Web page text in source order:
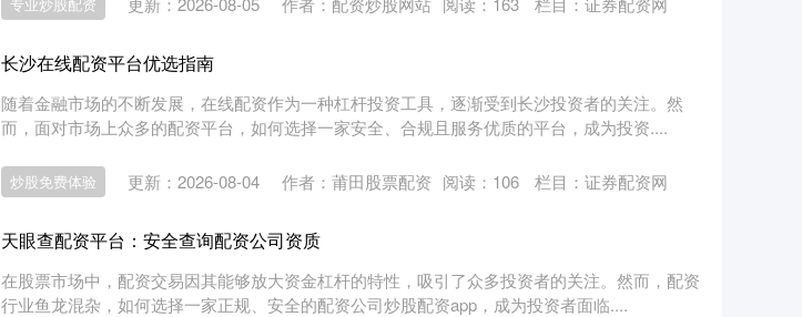
长沙在线配资平台优选指南
随着金融市场的不断发展，在线配资作为一种杠杆投资工具，逐渐受到长沙投资者的关注。然
而，面对市场上众多的配资平台，如何选择一家安全、合规且服务优质的平台，成为投资....
炒股免费体验 更新：2026-08-04 作者：莆田股票配资 阅读： 106 栏目： 证券配资网
天眼查配资平台：安全查询配资公司资质
在股票市场中，配资交易因其能够放大资金杠杆的特性，吸引了众多投资者的关注。然而，配资
行业鱼龙混杂，如何选择一家正规、安全的配资公司炒股配资app，成为投资者面临....